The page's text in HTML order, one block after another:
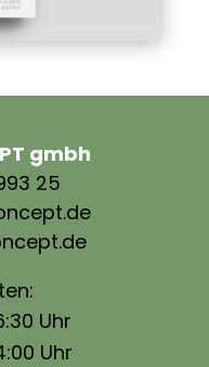
gmbh
25
Uhr
Uhr